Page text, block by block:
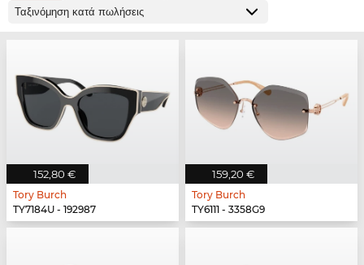
152,80 €
Tory Burch
TY7184U - 192987
159,20 €
Tory Burch
TY6111 - 3358G9